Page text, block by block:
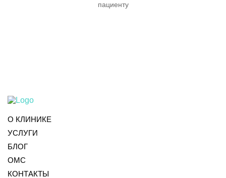
пациенту
О КЛИНИКЕ
УСЛУГИ
БЛОГ
ОМС
КОНТАКТЫ